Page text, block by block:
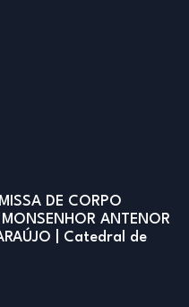
DE CORPO
MONSENHOR ANTENOR
| Catedral de